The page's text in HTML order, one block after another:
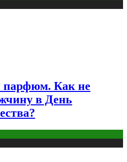
парфюм. Как не
в День